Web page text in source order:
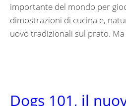
importante del mondo per
dimostrazioni di cucina e,
uovo tradizionali sul prato.
Dogs 101, il